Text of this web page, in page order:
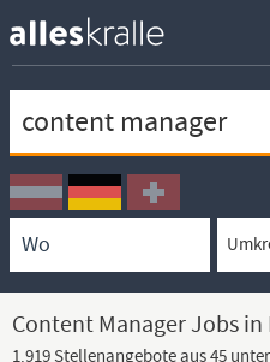
Ortssuche
Umkreissuche
Arbeitsform
Content Manager Jobs
1.919 Stellenangebote aus 45